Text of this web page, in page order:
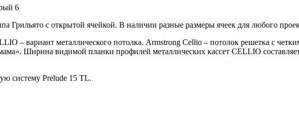
6
Грильято с открытой ячейкой. В наличии разные размеры ячеек для любого
– вариант металлического потолка. Armstrong Cellio – потолок решетка с
Ширина видимой планки профилей металлических кассет CELLIO
систему Prelude 15 TL.